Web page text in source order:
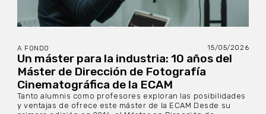
A FONDO 15/05/2026
Un máster para la industria: 10 años del
Máster de Dirección de Fotografía
Cinematográfica de la ECAM
Tanto alumnis como profesores exploran las posibilidades
y ventajas de ofrece este máster de la ECAM Desde su